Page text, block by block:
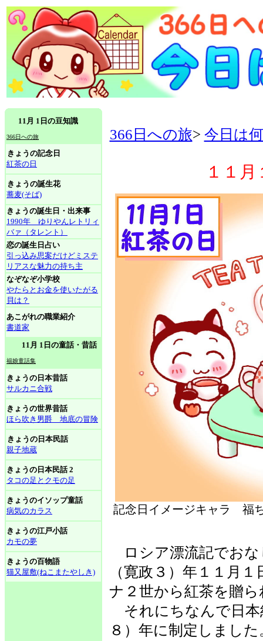
11月 1日の豆知識
366日への旅
きょうの記念日
紅茶の日
きょうの誕生花
蕎麦(そば)
きょうの誕生日・出来事
1990年 ゆりやんレトリィ
バァ（タレント）
恋の誕生日占い
引っ込み思案だけどミステ
リアスな魅力の持ち主
なぞなぞ小学校
やたらとお金を使いたがる
貝は？
あこがれの職業紹介
書道家
11月 1日の童話・昔話
福娘童話集
きょうの日本昔話
サルカニ合戦
きょうの世界昔話
ほら吹き男爵 地底の冒険
きょうの日本民話
親子地蔵
きょうの日本民話 2
タコの足とクモの足
きょうのイソップ童話
病気のカラス
きょうの江戸小話
カモの夢
きょうの百物語
猫又屋敷(ねこまたやしき)
366日への旅> 今日は
１１
記念日イメージキャラ 福
ロシア漂流記でおな
（寛政３）年１１月
ナ２世から紅茶を贈
それにちなんで日本
８）年に制定しました